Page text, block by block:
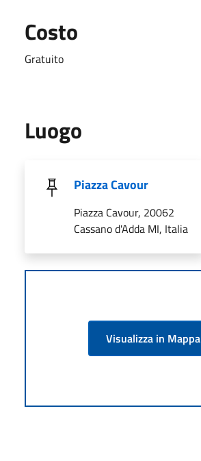
Costo
Gratuito
Luogo
Piazza Cavour
Piazza Cavour, 20062
Cassano d'Adda MI, Italia
Visualizza in Mappa